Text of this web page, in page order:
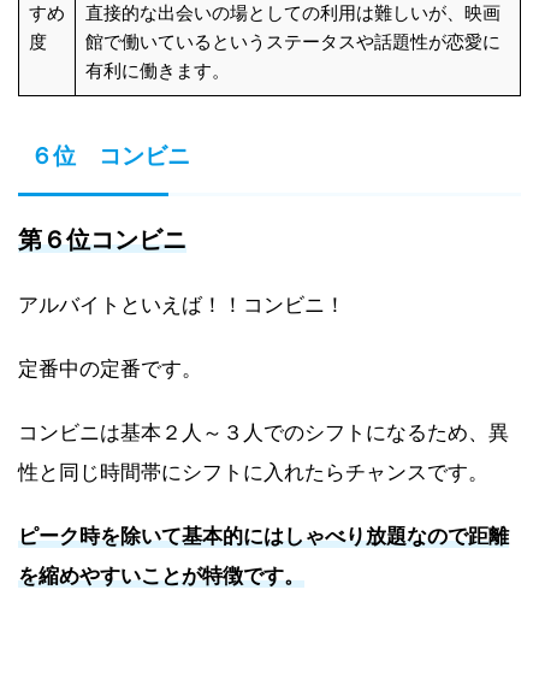
すめ
度
直接的な出会いの場としての利用は難しいが、映画
館で働いているというステータスや話題性が恋愛に
有利に働きます。
６位 コンビニ
第６位コンビニ
アルバイトといえば！！コンビニ！
定番中の定番です。
コンビニは基本２人～３人でのシフトになるため、異
性と同じ時間帯にシフトに入れたらチャンスです。
ピーク時を除いて基本的にはしゃべり放題なので距離
を縮めやすいことが特徴です。